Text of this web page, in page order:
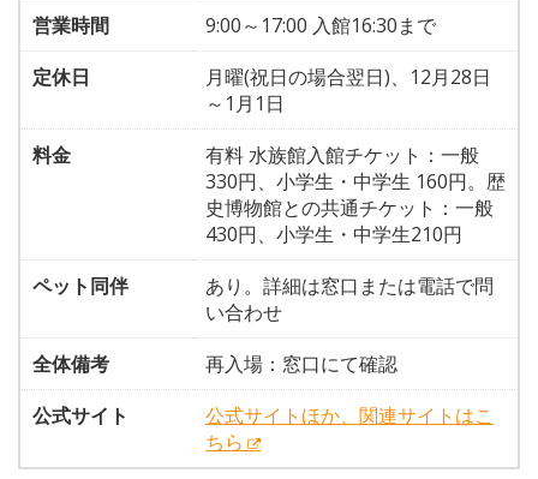
営業時間
9:00～17:00 入館16:30まで
定休日
月曜(祝日の場合翌日)、12月28日
～1月1日
料金
有料 水族館入館チケット：一般
330円、小学生・中学生 160円。歴
史博物館との共通チケット：一般
430円、小学生・中学生210円
ペット同伴
あり。詳細は窓口または電話で問
い合わせ
全体備考
再入場：窓口にて確認
公式サイト
公式サイトほか、関連サイトはこ
ちら